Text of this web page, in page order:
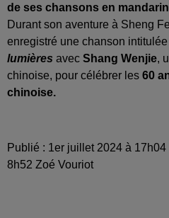
de ses chansons en
Durant son aventure à Sheng
enregistré une chanson intitulée
lumières avec Shang Wenjie,
chinoise, pour célébrer les 60
chinoise.
Publié : 1er juillet 2024 à
8h52 Zoé Vouriot